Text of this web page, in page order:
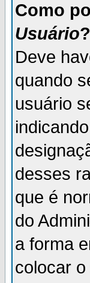
Como
Usuário?
Deve
quando
usuário
desses
que é
do
a forma
colocar